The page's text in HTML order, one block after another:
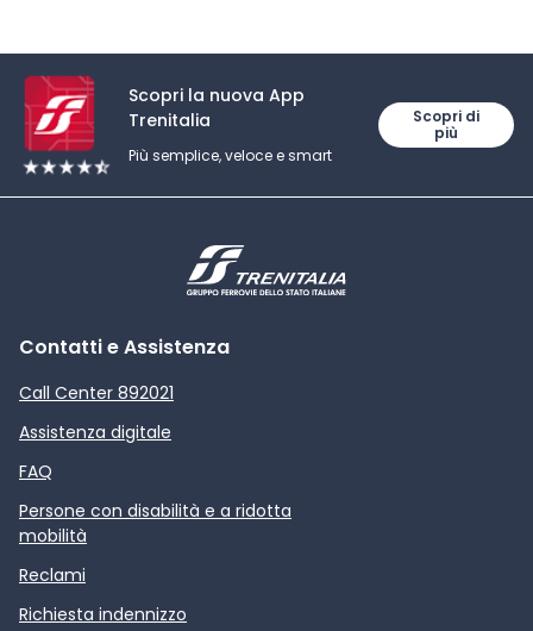
Scopri la nuova App
Trenitalia
Più semplice, veloce e smart
Scopri di
più
Contatti e Assistenza
Call Center 892021
Assistenza digitale
FAQ
Persone con disabilità e a ridotta
mobilità
Reclami
Richiesta indennizzo